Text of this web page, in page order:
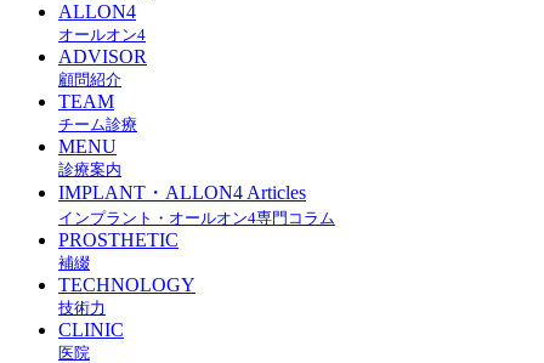
ALLON4
オールオン4
ADVISOR
顧問紹介
TEAM
チーム診療
MENU
診療案内
IMPLANT・ALLON4 Articles
インプラント・オールオン4専門コラム
PROSTHETIC
補綴
TECHNOLOGY
技術力
CLINIC
医院